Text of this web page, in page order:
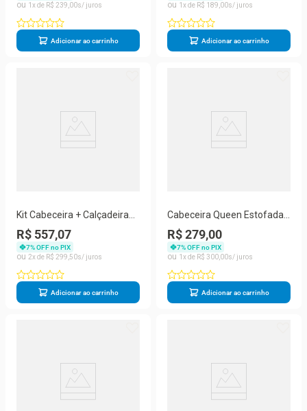
1
R$ 239 00
Adicionar ao carrinho
1
R$ 189 00
Adicionar ao carrinho
Kit Cabeceira + Calçadeira
Baú Casal 140cm Suede
Preto
R$ 557,07
7% OFF no PIX
2
R$ 299 50
Adicionar ao carrinho
Cabeceira Queen Estofada
Istambul Mônaco Com
Capitonê Marrom
R$ 279,00
7% OFF no PIX
1
R$ 300 00
Adicionar ao carrinho